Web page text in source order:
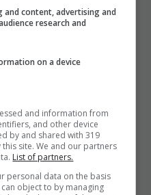
Nuova Moda
Il Tabacco
and content, advertising and
research and
on a device
and information from
and other device
by and shared with 319
site. We and our partners
List of partners.
personal data on the basis
object to by managing